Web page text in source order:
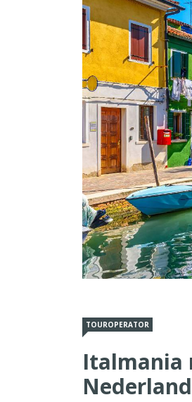
TOUROPERATOR
Italmania